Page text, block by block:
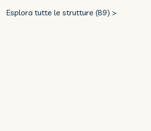
Esplora tutte le strutture (89) >